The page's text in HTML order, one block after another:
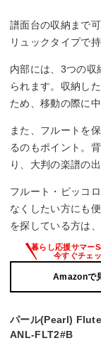
譜面台の収納まで
リュックタイプで
内部には、3つの収
られます。収納し
ため、移動の際に
また、フルートを
るのもポイント。
り、大判の楽譜の
フルート・ピッコ
なくしたい方にも
を探している方は
Amazonで
パール(Pearl)
ANL-FLT2#B